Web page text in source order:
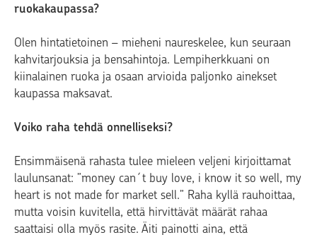
ruokakaupassa?
Olen hintatietoinen – mieheni naureskelee, kun seuraan
kahvitarjouksia ja bensahintoja. Lempiherkkuani on
kiinalainen ruoka ja osaan arvioida paljonko ainekset
kaupassa maksavat.
Voiko raha tehdä onnelliseksi?
Ensimmäisenä rahasta tulee mieleen veljeni kirjoittamat
laulunsanat: ”money can´t buy love, i know it so well, my
heart is not made for market sell.” Raha kyllä rauhoittaa,
mutta voisin kuvitella, että hirvittävät määrät rahaa
saattaisi olla myös rasite. Äiti painotti aina, että